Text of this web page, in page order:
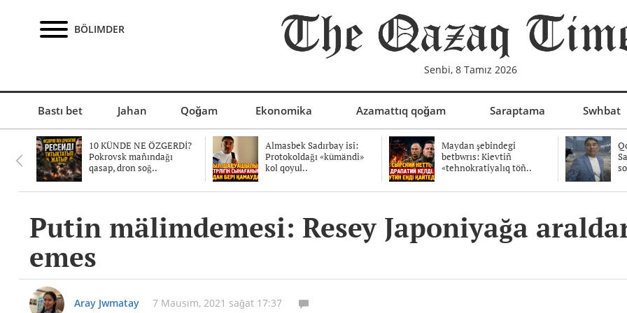
BÖLIMDER
Senbi, 8 Tamız 2026
Bastı bet Jahan Qoğam Ekonomika Azamattıq qoğam Saraptama Swhbat
10 KÜNDE NE ÖZGERDİ?
Pokrovsk mañındağı
qasap, dron soğ..
Almasbek Sadırbay isi:
Protokoldağı «kümändi»
kol qoyul..
Maydan şebindegi
betbwrıs: Kievtiñ
«tehnokratiyalıq töñ..
Putin mälimdemesi: Resey Japoniyağa
emes
Aray Jwmatay 7 Mausım, 2021 sağat 17:37